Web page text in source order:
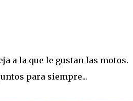
a la que le gustan las motos.
para siempre...